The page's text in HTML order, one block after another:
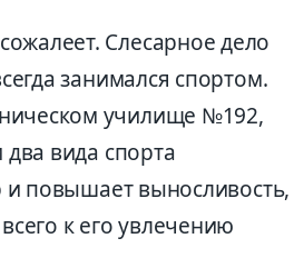
Слесарное дело
занимался спортом.
училище №192,
вида спорта
и повышает выносливость,
к его увлечению